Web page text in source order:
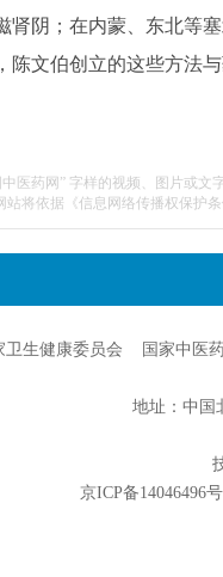
肾阴；在内蒙、东北等
陈文伯创立的这些方法
医药网” 字样的视频、图片或
将依据《信息网络传播权保护条
卫生健康委员会 国家中医
地址：中国
京ICP备14046496号